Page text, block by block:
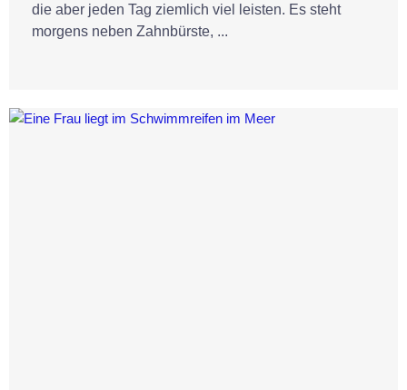
die aber jeden Tag ziemlich viel leisten. Es steht
morgens neben Zahnbürste, ...